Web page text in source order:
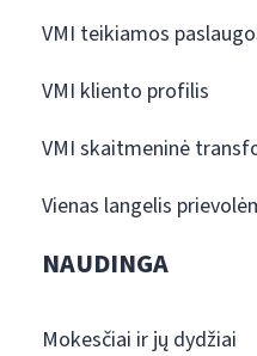
VMI teikiamos
VMI kliento profilis
VMI skaitmeninė
Vienas langelis
NAUDINGA
Mokesčiai ir jų dydžiai